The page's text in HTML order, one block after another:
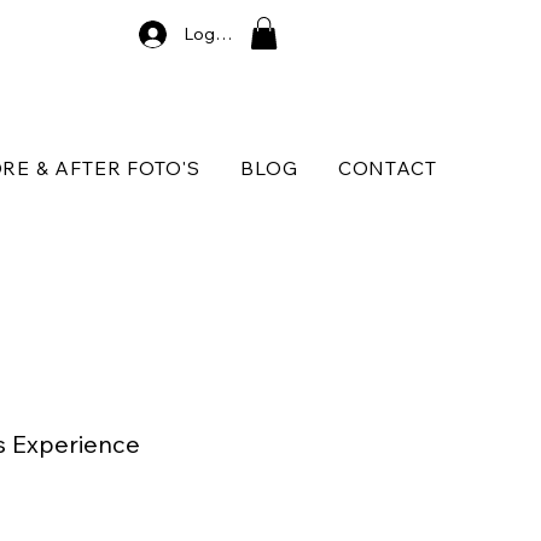
Log In
& AFTER FOTO'S BLOG CONTACT
Experience